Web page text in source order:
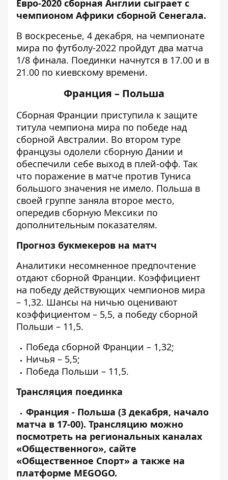
Евро-2020 сборная Англии сыграет с
чемпионом Африки сборной Сенегала.
В воскресенье, 4 декабря, на чемпионате
мира по футболу-2022 пройдут два матча
1/8 финала. Поединки начнутся в 17.00 и в
21.00 по киевскому времени.
Франция – Польша
Сборная Франции приступила к защите
титула чемпиона мира по победе над
сборной Австралии. Во втором туре
французы одолели сборную Дании и
обеспечили себе выход в плей-офф. Так
что поражение в матче против Туниса
большого значения не имело. Польша в
своей группе заняла второе место,
опередив сборную Мексики по
дополнительным показателям.
Прогноз букмекеров на матч
Аналитики несомненное предпочтение
отдают сборной Франции. Коэффициент
на победу действующих чемпионов мира
– 1,32. Шансы на ничью оценивают
коэффициентом – 5,5, а победу сборной
Польши – 11,5.
Победа сборной Франции – 1,32;
Ничья – 5,5;
Победа Польши – 11,5.
Трансляция поединка
Франция - Польша (3 декабря, начало
матча в 17-00). Трансляцию можно
посмотреть на региональных каналах
«Общественного», сайте
«Общественное Спорт» а также на
платформе MEGOGO.